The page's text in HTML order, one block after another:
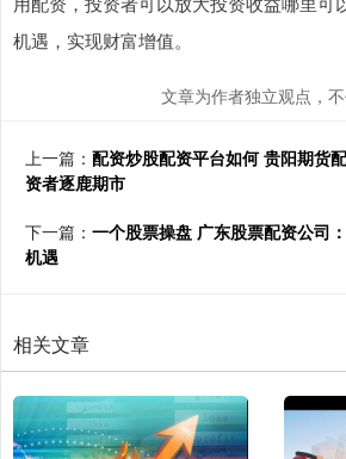
机遇，实现财富增值。
文章为作者独立观点，
上一篇： 配资炒股配资平台如何 贵阳期货
资者逐鹿期市
下一篇： 一个股票操盘 广东股票配资公司
机遇
相关文章